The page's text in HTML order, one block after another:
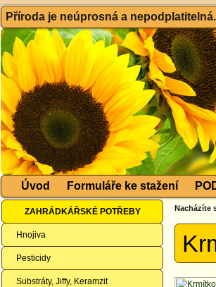
Příroda je neúprosná a
Úvod Formuláře ke stažení
ZAHRÁDKÁŘSKÉ POTŘEBY
Hnojiva
Pesticidy
Substráty, Jiffy, Keramzit
Nacházíte